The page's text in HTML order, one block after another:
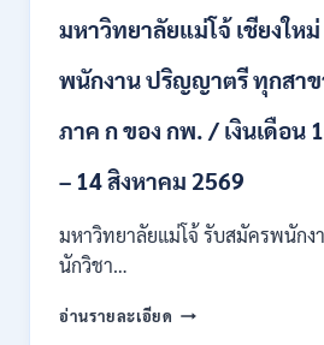
สมัคร
ONLINE
ก.ค.
19
2569
มหาวิทยาลัยแม่โจ้ เชียงให
พนักงาน ปริญญาตรี ทุกสา
ภาค ก ของ กพ. / เงินเดือน
– 14 สิงหาคม 2569
มหาวิทยาลัยแม่โจ้ รับสมัครพนักง
นักวิชา…
อ่านรายละเอียด มหาวิทยาลัย